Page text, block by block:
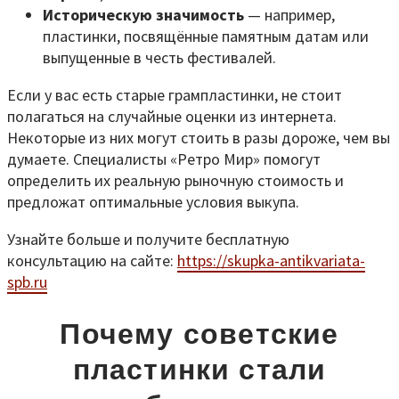
Историческую значимость — например,
пластинки, посвящённые памятным датам или
выпущенные в честь фестивалей.
Если у вас есть старые грампластинки, не стоит
полагаться на случайные оценки из интернета.
Некоторые из них могут стоить в разы дороже, чем вы
думаете. Специалисты «Ретро Мир» помогут
определить их реальную рыночную стоимость и
предложат оптимальные условия выкупа.
Узнайте больше и получите бесплатную
консультацию на сайте: https://skupka-antikvariata-
spb.ru
Почему советские
пластинки стали